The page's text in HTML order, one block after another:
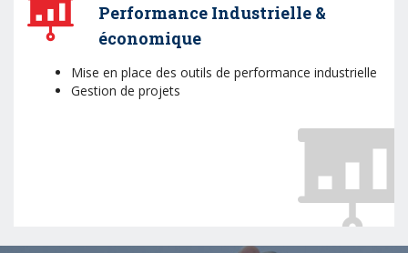
Performance Industrielle &
économique
Mise en place des outils de performance industrielle
Gestion de projets